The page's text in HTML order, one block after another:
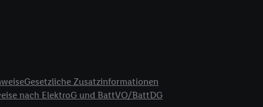
Gesetzliche Zusatzinformationen
nach ElektroG und BattVO/BattDG
Quellen,
Informationen,
von oder